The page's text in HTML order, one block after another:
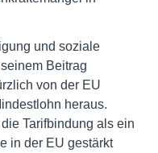
und soziale
Beitrag
von der EU
heraus.
Tarifbindung als ein
in der EU gestärkt